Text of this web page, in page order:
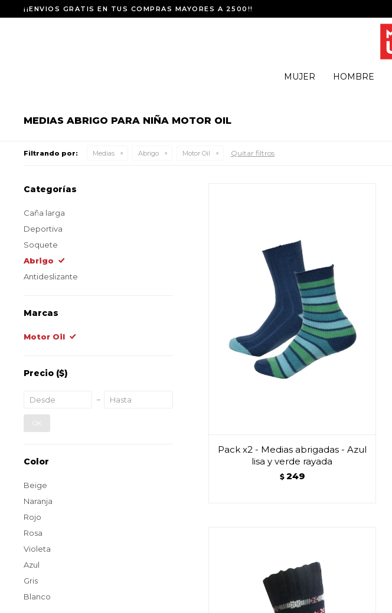
MUJER HOMBRE
¡¡ENVIOS GRATIS EN TUS COMPRAS MAYORES A 2500!!
MEDIAS ABRIGO PARA NIÑA MOTOR OIL
Filtrando por: Medias Abrigo Motor Oil Quitar filtros
Pack x2 - Medias abrigadas - Azul
lisa y verde rayada
$ 249
Categorías
Caña larga
Deportiva
Soquete
Abrigo
Antideslizante
Marcas
Motor Oil
Precio ($)
OK
Color
Beige
Naranja
Rojo
Rosa
Violeta
Azul
Gris
Blanco